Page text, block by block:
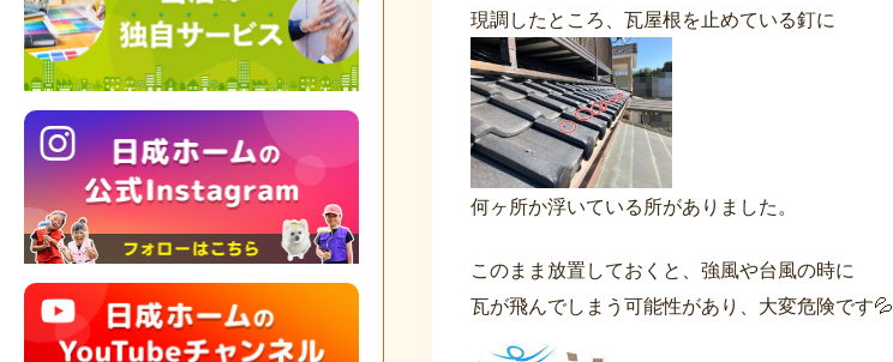
現調したところ、瓦屋根を止めている釘に
何ヶ所か浮いている所がありました。
このまま放置しておくと、強風や台風の時に
瓦が飛んでしまう可能性があり、大変危険です💦